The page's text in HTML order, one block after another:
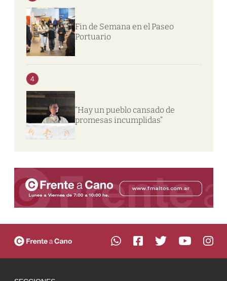
Fin de Semana en el Paseo
Portuario
4
“Hay un pueblo cansado de
promesas incumplidas”